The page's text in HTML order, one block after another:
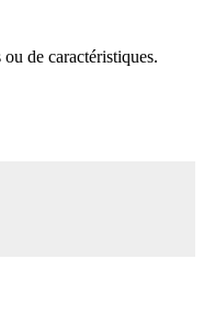
de caractéristiques.